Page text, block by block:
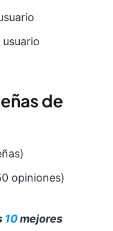
usuario
de
opiniones)
10mejores